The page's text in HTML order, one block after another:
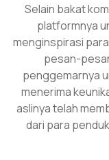
Selain bakat
platformnya
menginspirasi
pesan-
penggemarnya
menerima
aslinya telah
dari para